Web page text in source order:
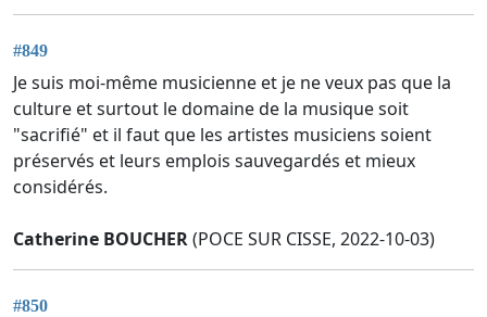
#849
Je suis moi-même musicienne et je ne veux pas que la
culture et surtout le domaine de la musique soit
"sacrifié" et il faut que les artistes musiciens soient
préservés et leurs emplois sauvegardés et mieux
considérés.
Catherine BOUCHER(POCE SUR CISSE, 2022-10-03)
#850